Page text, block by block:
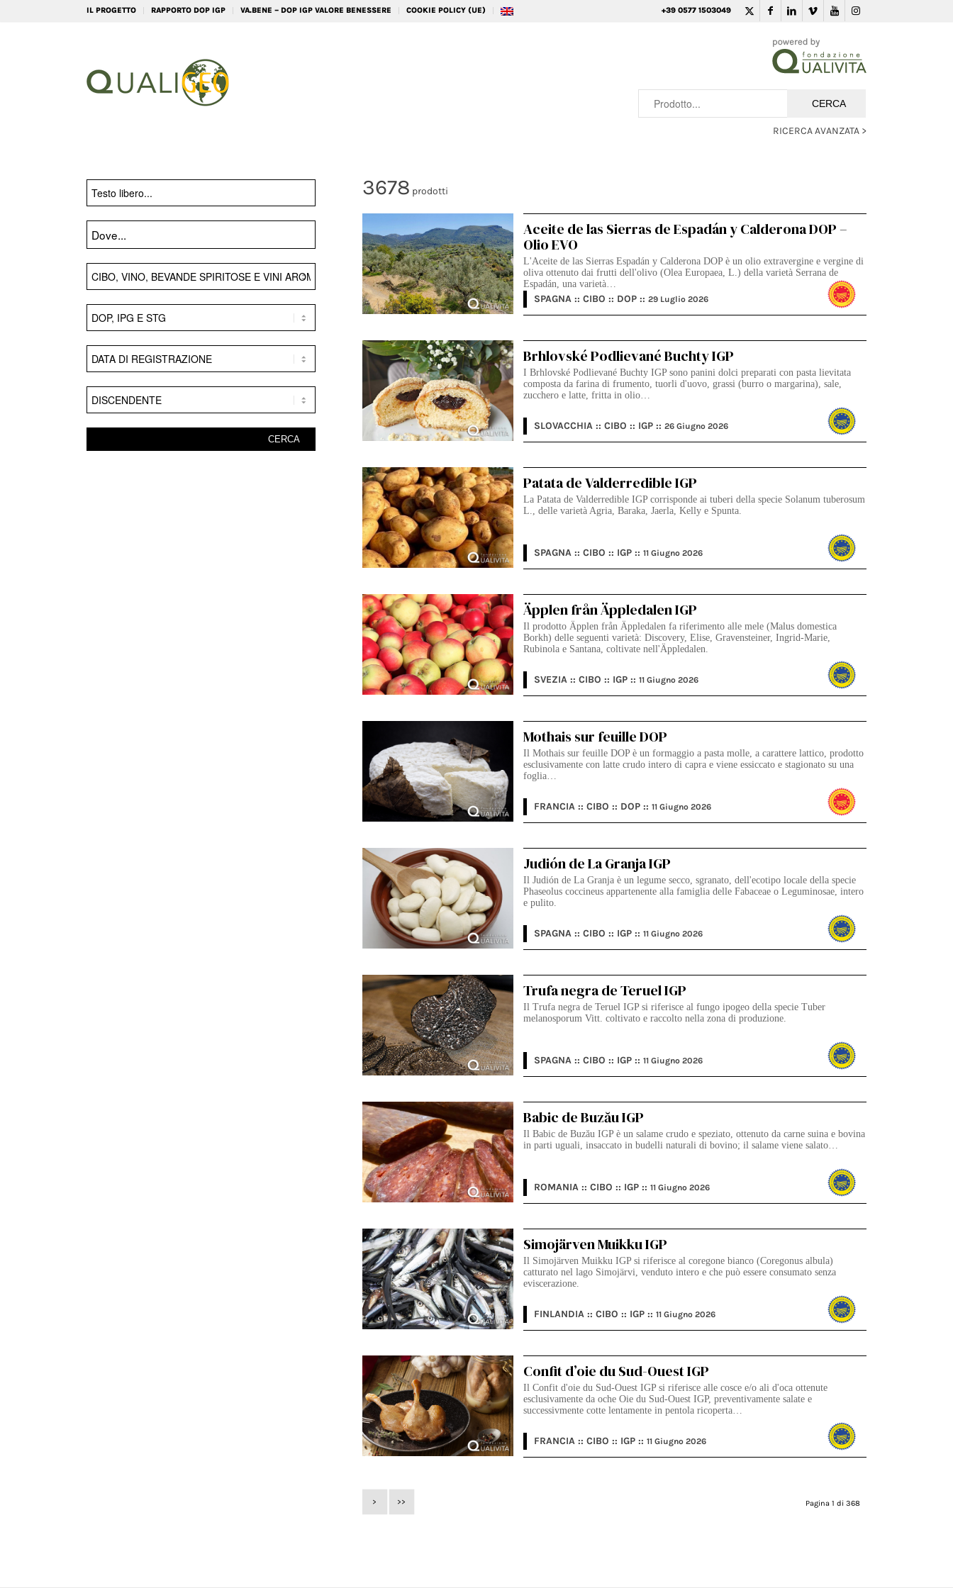
IL PROGETTO RAPPORTO DOP IGP VA.BENE – DOP IGP VALORE BENESSERE COOKIE POLICY (UE) +39 0577 1503049
RICERCA AVANZATA >
3678 prodotti
Aceite de las Sierras de Espadán y Calderona DOP –
Olio EVO
L'Aceite de las Sierras Espadán y Calderona DOP è un olio extravergine e vergine di
oliva ottenuto dai frutti dell'olivo (Olea Europaea, L.) della varietà Serrana de
Espadán, una varietà…
SPAGNA :: CIBO :: DOP ::29 Luglio 2026
Brhlovské Podlievané Buchty IGP
I Brhlovské Podlievané Buchty IGP sono panini dolci preparati con pasta lievitata
composta da farina di frumento, tuorli d'uovo, grassi (burro o margarina), sale,
zucchero e latte, fritta in olio…
SLOVACCHIA :: CIBO :: IGP ::26 Giugno 2026
Patata de Valderredible IGP
La Patata de Valderredible IGP corrisponde ai tuberi della specie Solanum tuberosum
L., delle varietà Agria, Baraka, Jaerla, Kelly e Spunta.
SPAGNA :: CIBO :: IGP ::11 Giugno 2026
Äpplen från Äppledalen IGP
Il prodotto Äpplen från Äppledalen fa riferimento alle mele (Malus domestica
Borkh) delle seguenti varietà: Discovery, Elise, Gravensteiner, Ingrid-Marie,
Rubinola e Santana, coltivate nell'Äppledalen.
SVEZIA :: CIBO :: IGP ::11 Giugno 2026
Mothais sur feuille DOP
Il Mothais sur feuille DOP è un formaggio a pasta molle, a carattere lattico, prodotto
esclusivamente con latte crudo intero di capra e viene essiccato e stagionato su una
foglia…
FRANCIA :: CIBO :: DOP ::11 Giugno 2026
Judión de La Granja IGP
Il Judión de La Granja è un legume secco, sgranato, dell'ecotipo locale della specie
Phaseolus coccineus appartenente alla famiglia delle Fabaceae o Leguminosae, intero
e pulito.
SPAGNA :: CIBO :: IGP ::11 Giugno 2026
Trufa negra de Teruel IGP
Il Trufa negra de Teruel IGP si riferisce al fungo ipogeo della specie Tuber
melanosporum Vitt. coltivato e raccolto nella zona di produzione.
SPAGNA :: CIBO :: IGP ::11 Giugno 2026
Babic de Buzău IGP
Il Babic de Buzău IGP è un salame crudo e speziato, ottenuto da carne suina e bovina
in parti uguali, insaccato in budelli naturali di bovino; il salame viene salato…
ROMANIA :: CIBO :: IGP ::11 Giugno 2026
Simojärven Muikku IGP
Il Simojärven Muikku IGP si riferisce al coregone bianco (Coregonus albula)
catturato nel lago Simojärvi, venduto intero e che può essere consumato senza
eviscerazione.
FINLANDIA :: CIBO :: IGP ::11 Giugno 2026
Confit d’oie du Sud-Ouest IGP
Il Confit d'oie du Sud-Ouest IGP si riferisce alle cosce e/o ali d'oca ottenute
esclusivamente da oche Oie du Sud-Ouest IGP, preventivamente salate e
successivmente cotte lentamente in pentola ricoperta…
FRANCIA :: CIBO :: IGP ::11 Giugno 2026
Pagina 1 di 368
> >>